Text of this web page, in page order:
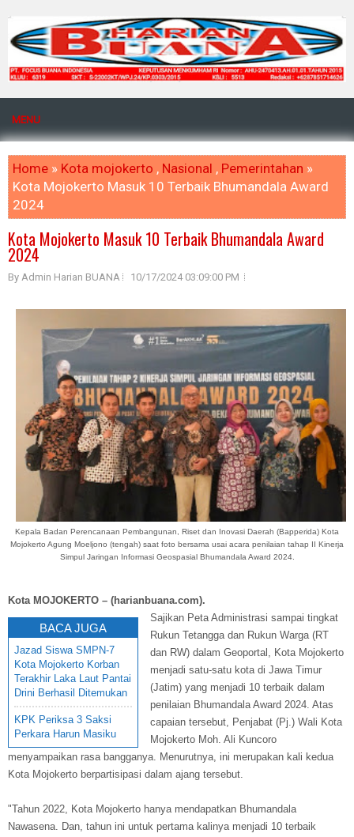
MENU
Home » Kota mojokerto , Nasional , Pemerintahan »
Kota Mojokerto Masuk 10 Terbaik Bhumandala Award
2024
Kota Mojokerto Masuk 10 Terbaik Bhumandala Award
2024
By Admin Harian BUANA 10/17/2024 03:09:00 PM
Kepala Badan Perencanaan Pembangunan, Riset dan Inovasi Daerah (Bapperida) Kota
Mojokerto Agung Moeljono (tengah) saat foto bersama usai acara penilaian tahap II Kinerja
Simpul Jaringan Informasi Geospasial Bhumandala Award 2024.
Kota MOJOKERTO – (harianbuana.com).
BACA JUGA
Jazad Siswa SMPN-7
Kota Mojokerto Korban
Terakhir Laka Laut Pantai
Drini Berhasil Ditemukan
KPK Periksa 3 Saksi
Perkara Harun Masiku
Sajikan Peta Administrasi sampai tingkat
Rukun Tetangga dan Rukun Warga (RT
dan RW) dalam Geoportal, Kota Mojokerto
menjadi satu-satu kota di Jawa Timur
(Jatim) yang menjadi 10 terbaik dalam
penilaian Bhumandala Award 2024. Atas
capaian tersebut, Penjabat (Pj.) Wali Kota
Mojokerto Moh. Ali Kuncoro
menyampaikan rasa bangganya. Menurutnya, ini merupakan kali kedua
Kota Mojokerto berpartisipasi dalam ajang tersebut.
"Tahun 2022, Kota Mojokerto hanya mendapatkan Bhumandala
Nawasena. Dan, tahun ini untuk pertama kalinya menjadi 10 terbaik